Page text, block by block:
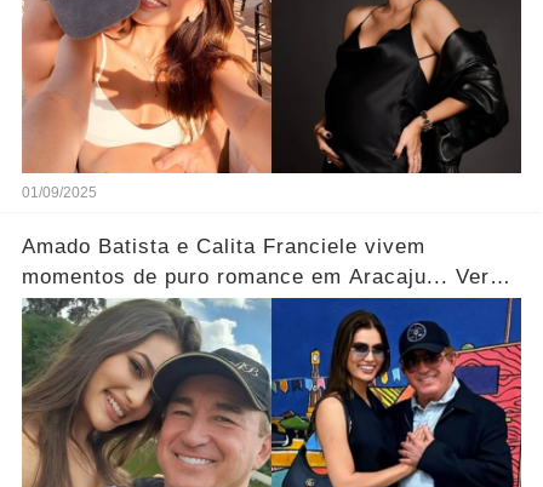
01/09/2025
Amado Batista e Calita Franciele vivem
momentos de puro romance em Aracaju... Ver
mais